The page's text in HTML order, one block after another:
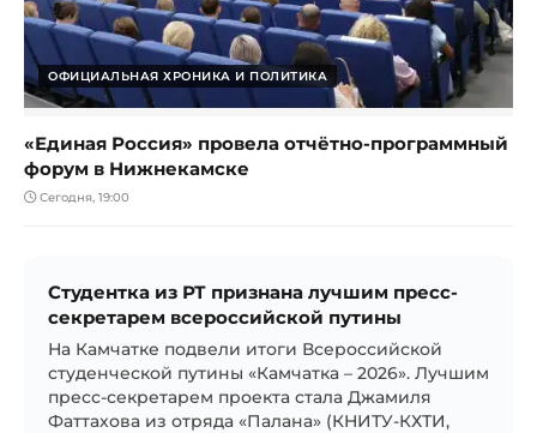
ОФИЦИАЛЬНАЯ ХРОНИКА И ПОЛИТИКА
«Единая Россия» провела отчётно-программный
форум в Нижнекамске
Сегодня, 19:00
Студентка из РТ признана лучшим пресс-
секретарем всероссийской путины
На Камчатке подвели итоги Всероссийской
студенческой путины «Камчатка – 2026». Лучшим
пресс-секретарем проекта стала Джамиля
Фаттахова из отряда «Палана» (КНИТУ-КХТИ,